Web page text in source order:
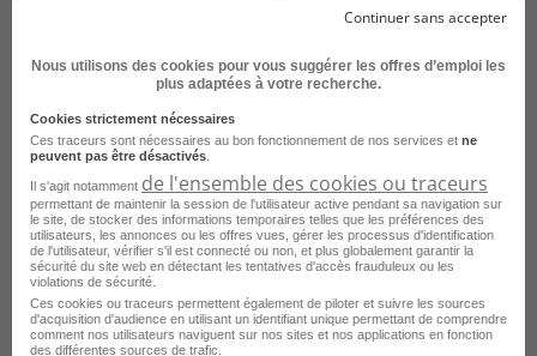
Emploi Assistant marketing
Emploi Chef de produit
Emploi Chargé de marketing
Emploi Enquêteur
Emploi Product manager
Emploi Consultant en stratégie
Emploi Consultant digital
Continuer sans accepter
Nous utilisons des cookies pour vous suggérer les offres d’emploi les
plus adaptées à votre recherche.
Cookies strictement nécessaires
Ces traceurs sont nécessaires au bon fonctionnement de nos services et ne
peuvent pas être désactivés
Il s'agit notamment de l'ensemble des cookies ou traceurs
permettant de maintenir la session de l'utilisateur active pendant sa navigation sur
le site, de stocker des informations temporaires telles que les préférences des
utilisateurs, les annonces ou les offres vues, gérer les processus d'identification
de l'utilisateur, vérifier s'il est connecté ou non, et plus globalement garantir la
sécurité du site web en détectant les tentatives d'accès frauduleux ou les
violations de sécurité.
Ces cookies ou traceurs permettent également de piloter et suivre les sources
d'acquisition d'audience en utilisant un identifiant unique permettant de comprendre
comment nos utilisateurs naviguent sur nos sites et nos applications en fonction
des différentes sources de trafic.